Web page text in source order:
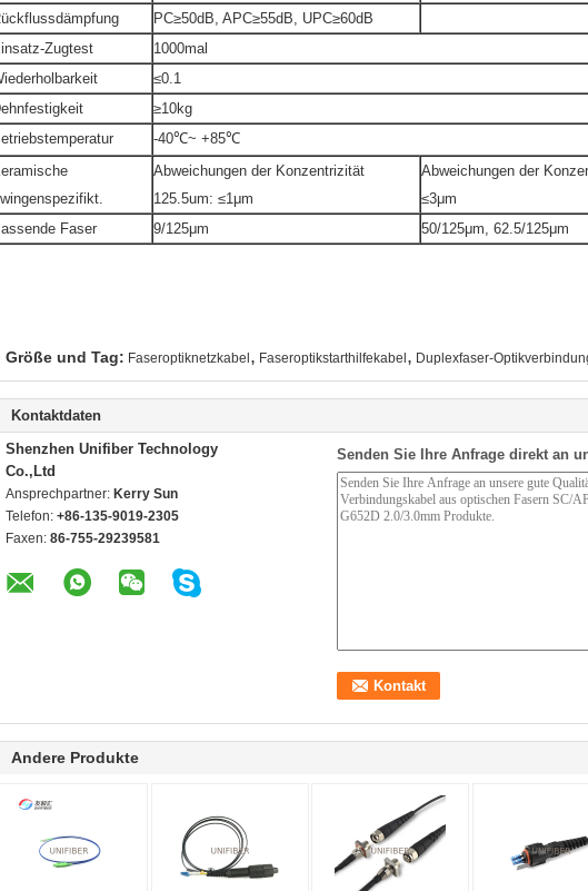
PC≥50dB, APC≥55dB, UPC≥60dB
Zugtest
1000mal
≤0.1
≥10kg
-40℃~ +85℃
Abweichungen der Konzentrizität
125.5um: ≤1μm
Abweichungen der
≤3μm
Faser
9/125μm 50/125μm, 62.5/125μm
Größe und Tag: Faseroptiknetzkabel , Faseroptikstarthilfekabel , Duplexfaser-
Kontaktdaten
Shenzhen Unifiber Technology
Co.,Ltd
Ansprechpartner: Kerry Sun
Telefon: +86-135-9019-2305
Faxen: 86-755-29239581
Senden Sie Ihre Anfrage direkt an
Andere Produkte